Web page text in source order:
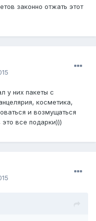
законно отжать этот
у них пакеты с
косметика,
и возмущаться
все подарки)))